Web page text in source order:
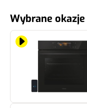
Wybrane okazje